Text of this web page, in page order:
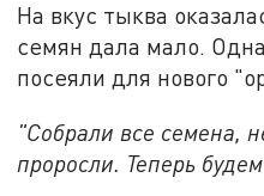
На вкус тыква
семян дала мало.
посеяли для нового
"Собрали все семена,
проросли. Теперь